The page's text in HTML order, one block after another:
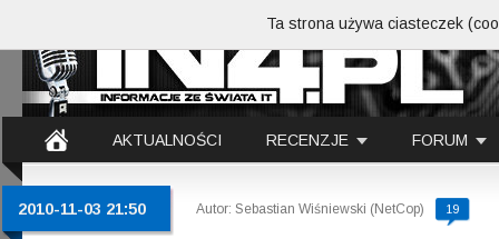
AKTUALNOŚCI RECENZJE FORUM
2010-11-03 21:50 Autor: Sebastian Wiśniewski (NetCop) 19
Ta strona używa ciasteczek